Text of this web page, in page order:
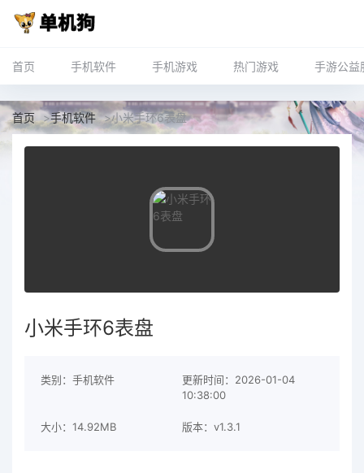
首页 手机软件 手机游戏 热门游戏 手游公益
首页 >手机软件 >小米手环6表盘
小米手环6表盘
类别：手机软件
更新时间：2026-01-04
10:38:00
大小：14.92MB 版本：v1.3.1